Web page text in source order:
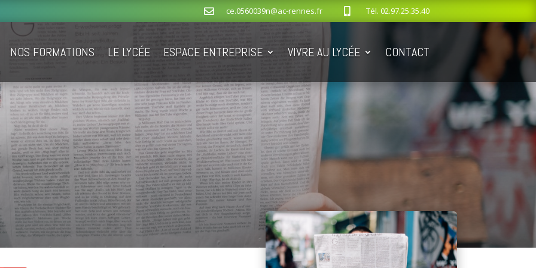
 ce.0560039n@ac-rennes.fr Tél. 02.97.25.35.40
NOS FORMATIONS LE LYCÉE ESPACE ENTREPRISE VIVRE AU LYCÉE CONTACT